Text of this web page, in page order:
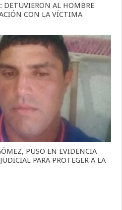
DETUVIERON AL HOMBRE
CON LA VÍCTIMA
PUSO EN EVIDENCIA
PARA PROTEGER A LA